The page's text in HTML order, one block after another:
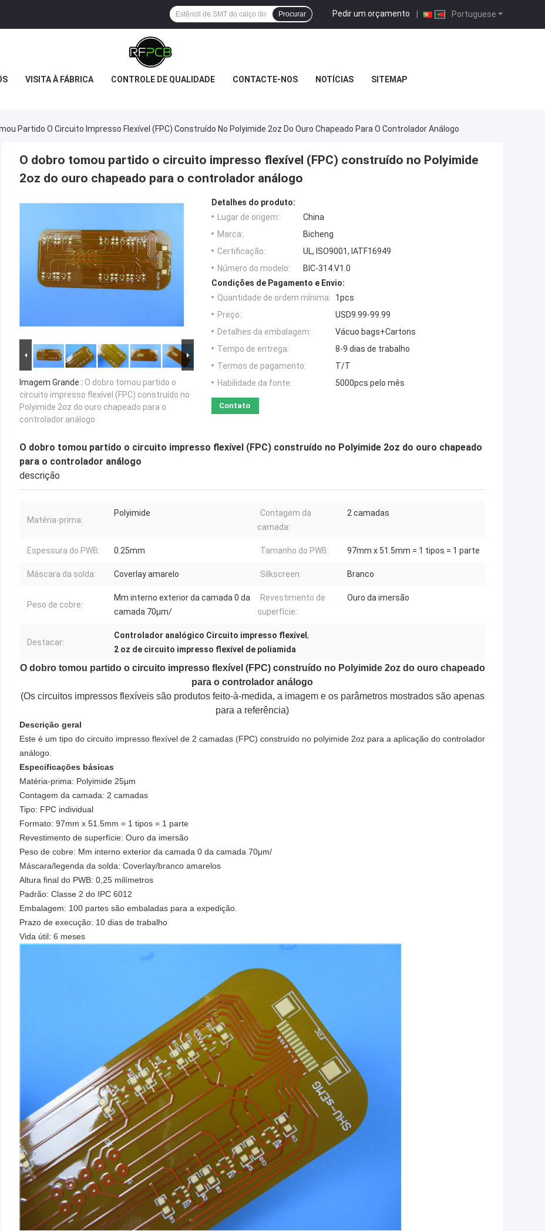
Portuguese
Pedir um orçamento |
Procurar
VISITA À FÁBRICA CONTROLE DE QUALIDADE CONTACTE-NOS NOTÍCIAS SITEMAP
Partido O Circuito Impresso Flexível (FPC) Construído No Polyimide 2oz Do Ouro Chapeado Para O Controlador Análogo
O dobro tomou partido o circuito impresso flexível (FPC) construído no Polyimide
2oz do ouro chapeado para o controlador análogo
Imagem Grande : O dobro tomou partido o
circuito impresso flexível (FPC) construído no
Polyimide 2oz do ouro chapeado para o
controlador análogo
Detalhes do produto:
Lugar de origem:
China
Marca:
Bicheng
Certificação:
UL, ISO9001, IATF16949
Número do modelo:
BIC-314.V1.0
Condições de Pagamento e Envio:
Quantidade de ordem mínima:
1pcs
Preço:
USD9.99-99.99
Detalhes da embalagem:
Vácuo bags+Cartons
Tempo de entrega:
8-9 dias de trabalho
Termos de pagamento:
T/T
Habilidade da fonte:
5000pcs pelo mês
Contato
O dobro tomou partido o circuito impresso flexível (FPC) construído no Polyimide 2oz do ouro chapeado
para o controlador análogo
descrição
Matéria-prima:
Polyimide
Contagem da
camada:
2 camadas
Espessura do PWB: 0.25mm Tamanho do PWB: 97mm x 51.5mm = 1 tipos = 1 parte
Máscara da solda: Coverlay amarelo Silkscreen: Branco
Peso de cobre:
Μm interno exterior da camada 0 da
camada 70μm/
Revestimento de
superfície:
Ouro da imersão
Destacar:
Controlador analógico Circuito impresso flexível ,
2 oz de circuito impresso flexível de poliamida
O dobro tomou partido o circuito impresso flexível (FPC) construído no Polyimide 2oz do ouro chapeado
para o controlador análogo
(Os circuitos impressos flexíveis são produtos feito-à-medida, a imagem e os parâmetros mostrados são apenas
para a referência)
Descrição geral
Este é um tipo do circuito impresso flexível de 2 camadas (FPC) construído no polyimide 2oz para a aplicação do controlador
análogo.
Especificações básicas
Matéria-prima: Polyimide 25μm
Contagem da camada: 2 camadas
Tipo: FPC individual
Formato: 97mm x 51.5mm = 1 tipos = 1 parte
Revestimento de superfície: Ouro da imersão
Peso de cobre: Μm interno exterior da camada 0 da camada 70μm/
Máscara/legenda da solda: Coverlay/branco amarelos
Altura final do PWB: 0,25 milímetros
Padrão: Classe 2 do IPC 6012
Embalagem: 100 partes são embaladas para a expedição.
Prazo de execução: 10 dias de trabalho
Vida útil: 6 meses